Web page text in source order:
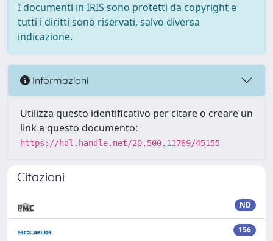
I documenti in IRIS sono protetti da copyright e
tutti i diritti sono riservati, salvo diversa
indicazione.
Informazioni
Utilizza questo identificativo per citare o creare un
link a questo documento:
https://hdl.handle.net/20.500.11769/45155
Citazioni
ND
156